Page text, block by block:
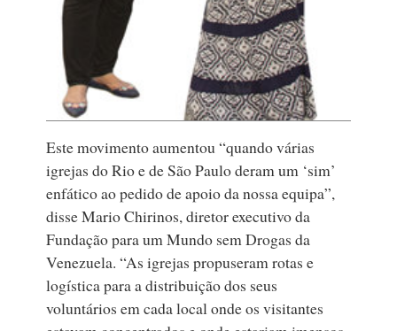
Este movimento aumentou “quando várias
igrejas do Rio e de São Paulo deram um ‘sim’
enfático ao pedido de apoio da nossa equipa”,
disse Mario Chirinos, diretor executivo da
Fundação para um Mundo sem Drogas da
Venezuela. “As igrejas propuseram rotas e
logística para a distribuição dos seus
voluntários em cada local onde os visitantes